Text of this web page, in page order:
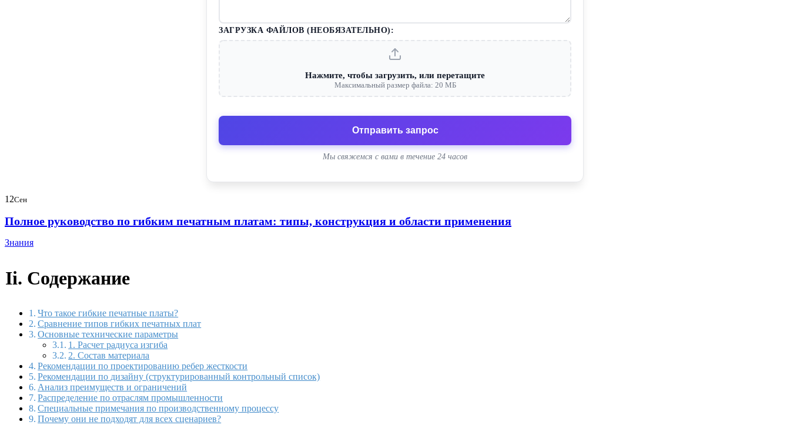
ЗАГРУЗКА ФАЙЛОВ (НЕОБЯЗАТЕЛЬНО):
Нажмите, чтобы загрузить, или перетащите
Максимальный размер файла: 20 МБ
Отправить запрос
Мы свяжемся с вами в течение 24 часов
12Сен
Полное руководство по гибким печатным платам: типы, конструкция и области применения
Знания
Ii. Содержание
Что такое гибкие печатные платы?
Сравнение типов гибких печатных плат
Основные технические параметры
1. Расчет радиуса изгиба
2. Состав материала
Рекомендации по проектированию ребер жесткости
Рекомендации по дизайну (структурированный контрольный список)
Анализ преимуществ и ограничений
Распределение по отраслям промышленности
Специальные примечания по производственному процессу
Почему они не подходят для всех сценариев?